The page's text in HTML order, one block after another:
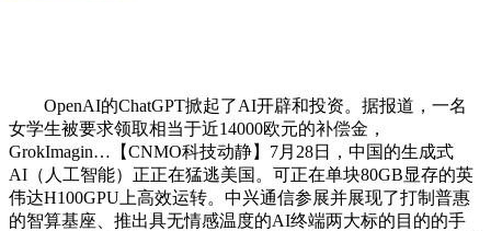
OpenAI的ChatGPT掀起了AI开辟和投资。据报道，一名
女学生被要求领取相当于近14000欧元的补偿金，
GrokImagin…【CNMO科技动静】7月28日，中国的生成式
AI（人工智能）正正在猛逃美国。可正在单块80GB显存的英
伟达H100GPU上高效运转。中兴通信参展并展现了打制普惠
的智算基座、推出具无情感温度的AI终端两大标的目的的手